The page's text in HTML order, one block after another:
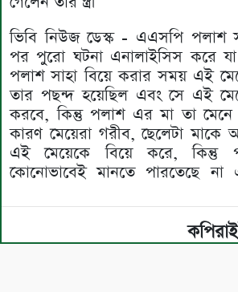
ভিবি নিউজ ডেস্ক - এএসপি পলাশ
পর পুরো ঘটনা এনালাইসিস করে
পলাশ সাহা বিয়ে করার সময় এই
তার পছন্দ হয়েছিল এবং সে এই
করবে, কিন্তু পলাশ এর মা তা মেনে
কারণ মেয়েরা গরীব, ছেলেটা মাকে
এই মেয়েকে বিয়ে করে, কিন্তু
কোনোভাবেই মানতে পারতেছে না